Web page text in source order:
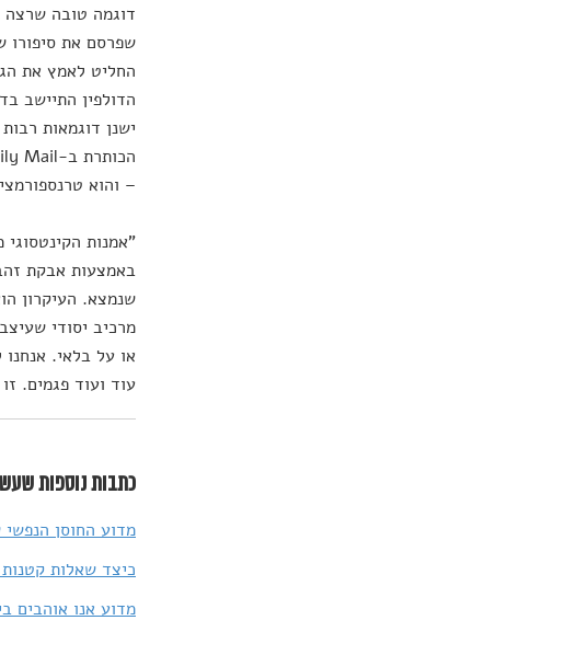
דוגמה טובה שרצה
שפרסם את סיפורו
החליט לאמץ את
הדולפין התיישב
ישנן דוגמאות
– והוא
"אמנות
באמצעות אבקת
שנמצא. העיקרון
מרכיב יסודי
או על בלאי. אנחנו
עוד ועוד פגמים.
כתבות נוספות
מדוע החוסן
כיצד שאלות קטנות
מדוע אנו אוהבים